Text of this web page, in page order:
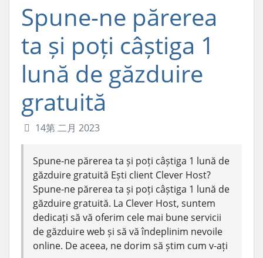
Spune-ne părerea
ta și poți câștiga 1
lună de găzduire
gratuită
14第 二月 2023
Spune-ne părerea ta și poți câștiga 1 lună de
găzduire gratuită Ești client Clever Host?
Spune-ne părerea ta și poți câștiga 1 lună de
găzduire gratuită. La Clever Host, suntem
dedicați să vă oferim cele mai bune servicii
de găzduire web și să vă îndeplinim nevoile
online. De aceea, ne dorim să știm cum v-ați